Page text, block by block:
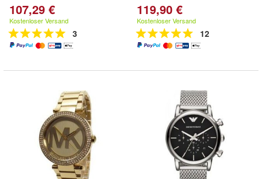
107,29 €
Kostenloser Versand
3
119,90 €
Kostenloser Versand
12